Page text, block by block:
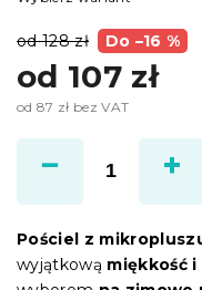
od 128 zł Do –16 %
od 107 zł
od 87 zł bez VAT
jednostkowa:
Pościel z
wyjątkową miękkość i